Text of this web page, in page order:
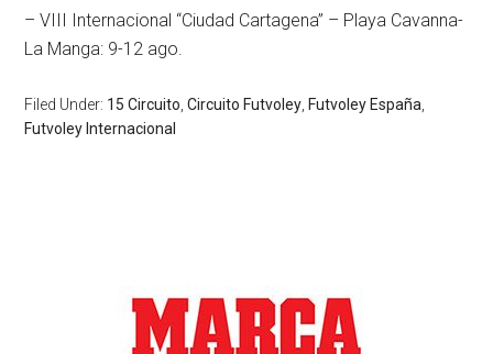
– VIII Internacional “Ciudad Cartagena” – Playa Cavanna-
La Manga: 9-12 ago.
Filed Under: 15 Circuito ,Circuito Futvoley Futvoley España
Futvoley Internacional